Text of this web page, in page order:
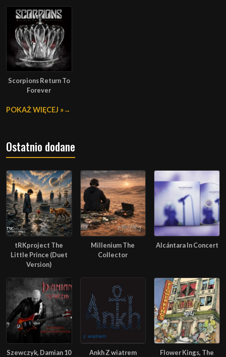
Scorpions Return To
Forever
POKAŻ WIĘCEJ »
Ostatnio dodane
tRKproject The
Little Prince (Duet
Version)
Millenium The
Collector
Alcántara In Concert
Szewczyk, Damian 10
Ankh Z wiatrem
Flower Kings, The